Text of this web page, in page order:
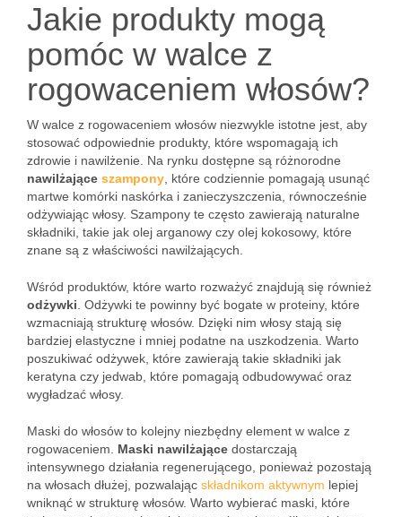
Jakie produkty mogą
pomóc w walce z
rogowaceniem włosów?
W walce z rogowaceniem włosów niezwykle istotne jest, aby
stosować odpowiednie produkty, które wspomagają ich
zdrowie i nawilżenie. Na rynku dostępne są różnorodne
nawilżające szampony , które codziennie pomagają usunąć
martwe komórki naskórka i zanieczyszczenia, równocześnie
odżywiając włosy. Szampony te często zawierają naturalne
składniki, takie jak olej arganowy czy olej kokosowy, które
znane są z właściwości nawilżających.
Wśród produktów, które warto rozważyć znajdują się również
odżywki . Odżywki te powinny być bogate w proteiny, które
wzmacniają strukturę włosów. Dzięki nim włosy stają się
bardziej elastyczne i mniej podatne na uszkodzenia. Warto
poszukiwać odżywek, które zawierają takie składniki jak
keratyna czy jedwab, które pomagają odbudowywać oraz
wygładzać włosy.
Maski do włosów to kolejny niezbędny element w walce z
rogowaceniem. Maski nawilżające dostarczają
intensywnego działania regenerującego, ponieważ pozostają
na włosach dłużej, pozwalając składnikom aktywnym lepiej
wniknąć w strukturę włosów. Warto wybierać maski, które